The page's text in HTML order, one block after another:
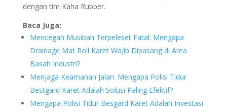
dengan tim Kaha Rubber.
Baca Juga:
Mencegah Musibah Terpeleset Fatal: Mengapa
Drainage Mat Roll Karet Wajib Dipasang di Area
Basah Industri?
Menjaga Keamanan Jalan: Mengapa Polisi Tidur
Bestgard Karet Adalah Solusi Paling Efektif?
Mengapa Polisi Tidur Besgard Karet Adalah Investasi